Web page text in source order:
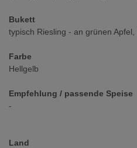
Bukett
typisch Riesling - an grünen
Farbe
Hellgelb
Empfehlung / passende Speise
-
Land